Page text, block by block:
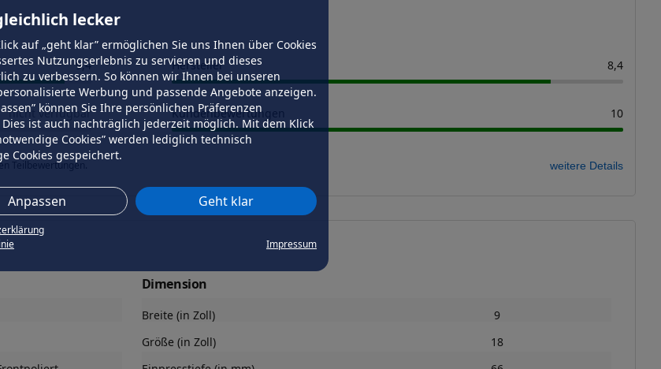
lecker
auf „geht klar” ermöglichen Sie uns Ihnen über Cookies
Nutzungserlebnis zu servieren und dieses
zu verbessern. So können wir Ihnen bei unseren
Werbung und passende Angebote anzeigen.
können Sie Ihre persönlichen Präferenzen
ist auch nachträglich jederzeit möglich. Mit dem Klick
Cookies” werden lediglich technisch
Cookies gespeichert.
Anpassen Geht klar
Impressum
9,4 Hersteller 8,4
nicht verfügbar Kundenbewertungen 10
Teilbewertungen. weitere Details
Dimension
Breite (in Zoll)
9
Größe (in Zoll)
18